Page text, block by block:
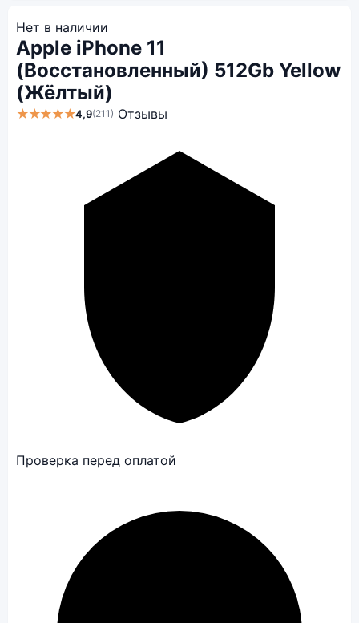
Нет в наличии
Apple iPhone 11
(Восстановленный) 512Gb Yellow
(Жёлтый)
★★★★★4,9(211) Отзывы
Проверка перед оплатой